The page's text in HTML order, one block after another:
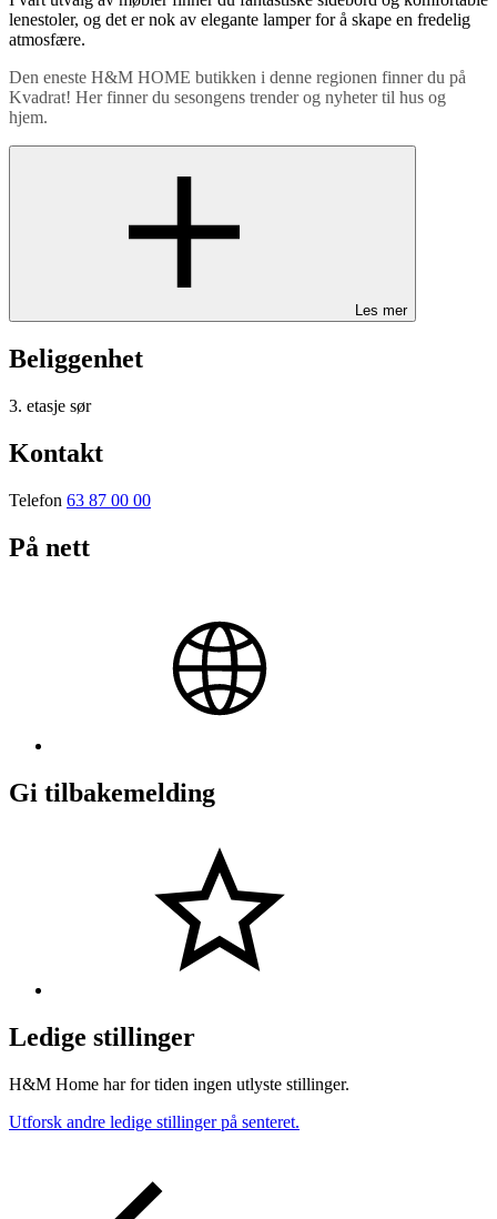
lenestoler, og det er nok av elegante lamper for å skape en fredelig
atmosfære.
Den eneste H&M HOME butikken i denne regionen finner du på
Kvadrat! Her finner du sesongens trender og nyheter til hus og
hjem.
Les mer
Beliggenhet
3. etasje sør
Kontakt
Telefon 63 87 00 00
På nett
Gi tilbakemelding
Ledige stillinger
H&M Home har for tiden ingen utlyste stillinger.
Utforsk andre ledige stillinger på senteret.